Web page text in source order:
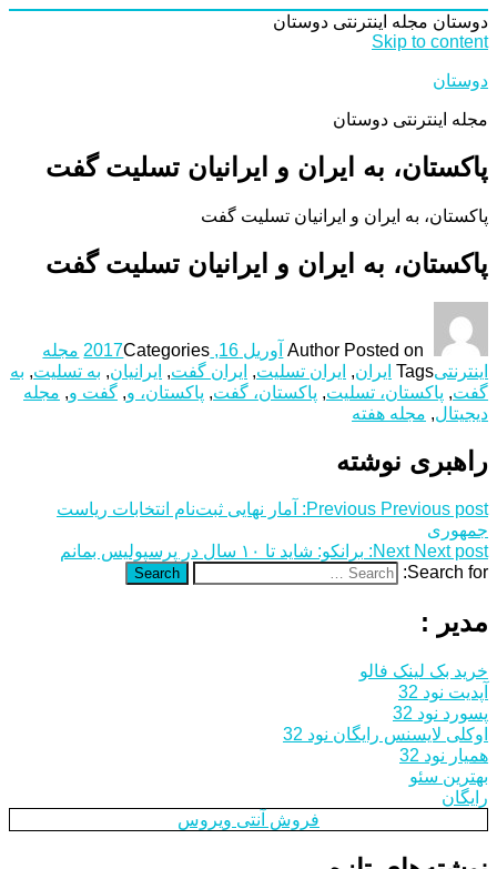
دوستان مجله اینترنتی دوستان
Skip to content
دوستان
مجله اینترنتی دوستان
پاکستان، به ایران و ایرانیان تسلیت گفت
پاکستان، به ایران و ایرانیان تسلیت گفت
پاکستان، به ایران و ایرانیان تسلیت گفت
Author Posted on آوریل 16, 2017 Categories
مجله
اینترنتیTags ایران, ایران تسلیت, ایران گفت, ایرانیان, به تسلیت, به
گفت, پاکستان، تسلیت, پاکستان، گفت, پاکستان، و, گفت و, مجله
دیجیتال, مجله هفته
راهبری نوشته
Previous Previous post:
آمار نهایی ثبت‌نام انتخابات ریاست
جمهوری
Next Next post:
برانکو: شاید تا ١٠ سال در پرسپولیس بمانم
Search for:
Search
مدیر :
خرید بک لینک فالو
آپدیت نود 32
پسورد نود 32
اوکلی لایسنس رایگان نود 32
همیار نود 32
بهترین سئو
رایگان
فروش آنتی ویروس